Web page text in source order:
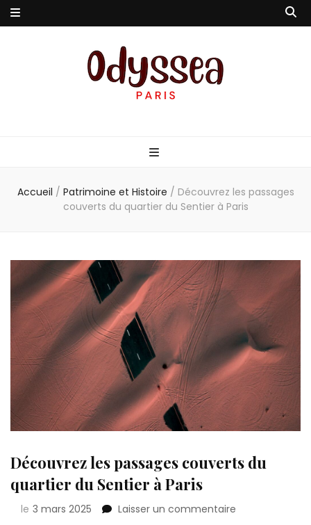
Accueil / Patrimoine et Histoire / Découvrez les passages
couverts du quartier du Sentier à Paris
Découvrez les passages couverts du
quartier du Sentier à Paris
le 3 mars 2025 Laisser un commentaire